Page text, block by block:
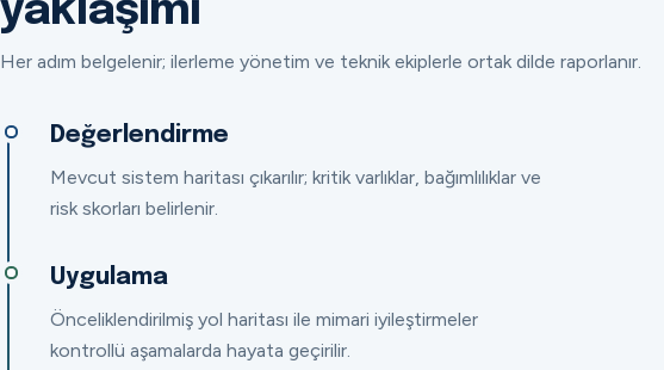
yaklaşımı
Her adım belgelenir; ilerleme yönetim ve teknik ekiplerle ortak dilde raporlanır.
Değerlendirme
Mevcut sistem haritası çıkarılır; kritik varlıklar, bağımlılıklar ve
risk skorları belirlenir.
Uygulama
Önceliklendirilmiş yol haritası ile mimari iyileştirmeler
kontrollü aşamalarda hayata geçirilir.